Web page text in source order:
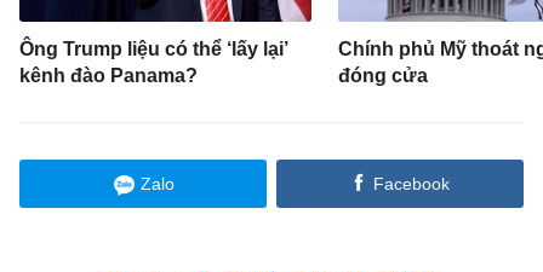
Ông Trump liệu có thể ‘lấy lại’
kênh đào Panama?
Chính phủ Mỹ thoát
đóng cửa
Zalo Facebook